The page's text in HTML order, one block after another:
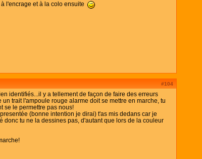
à l'encrage et à la colo ensuite
#104
identifiés...il y a tellement de façon de faire des erreurs
trait l'ampoule rouge alarme doit se mettre en marche, tu
se le permettre pas nous!
(bonne intention je dirai) t'as mis dedans car je
tu ne la dessines pas, d'autant que lors de la couleur